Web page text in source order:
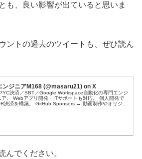
も、良い影響が出ていると思いま
ントの過去のツイートも、ぜひ読ん
ンジニアM168 (@masaru21) on X
決済／SBT／Google Workspace自動化の専門エンジ
ア。 Webアプリ開発・ITサポートも対応。 個人開発で
決済を構築。 GitHub Sponsors → 動画制作やオリジナ
んでください。